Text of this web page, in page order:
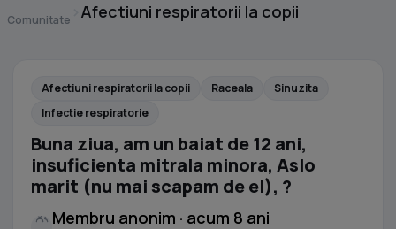
Comunitate Afectiuni respiratorii la copii
Afectiuni respiratorii la copii Raceala
Sinuzita
Infectie respiratorie
Buna ziua, am un baiat de 12 ani,
insuficienta mitrala minora, Aslo
marit (nu mai scapam de el), ?
Membru anonim · acum 8 ani